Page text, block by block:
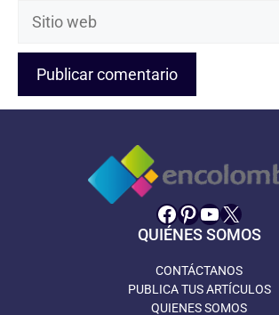
Sitio
Facebook
Pinterest
YouTube
X
QUIÉNES SOMOS
CONTÁCTANOS
PUBLICA TUS ARTÍCULOS
QUIENES SOMOS